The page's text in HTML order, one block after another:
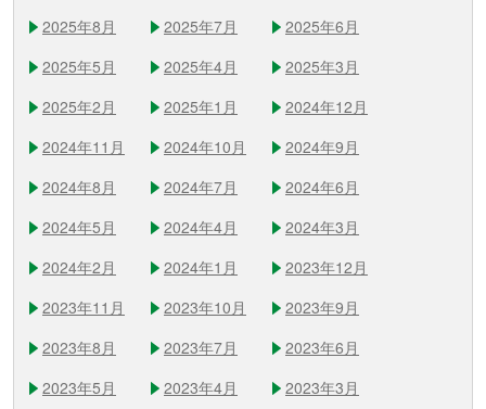
2025年8月
2025年7月
2025年6月
2025年5月
2025年4月
2025年3月
2025年2月
2025年1月
2024年12月
2024年11月
2024年10月
2024年9月
2024年8月
2024年7月
2024年6月
2024年5月
2024年4月
2024年3月
2024年2月
2024年1月
2023年12月
2023年11月
2023年10月
2023年9月
2023年8月
2023年7月
2023年6月
2023年5月
2023年4月
2023年3月